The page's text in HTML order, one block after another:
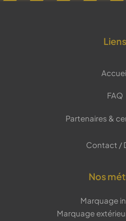
Liens
FAQ
Partenaires &
Contact /
Nos
Marquage
Marquage